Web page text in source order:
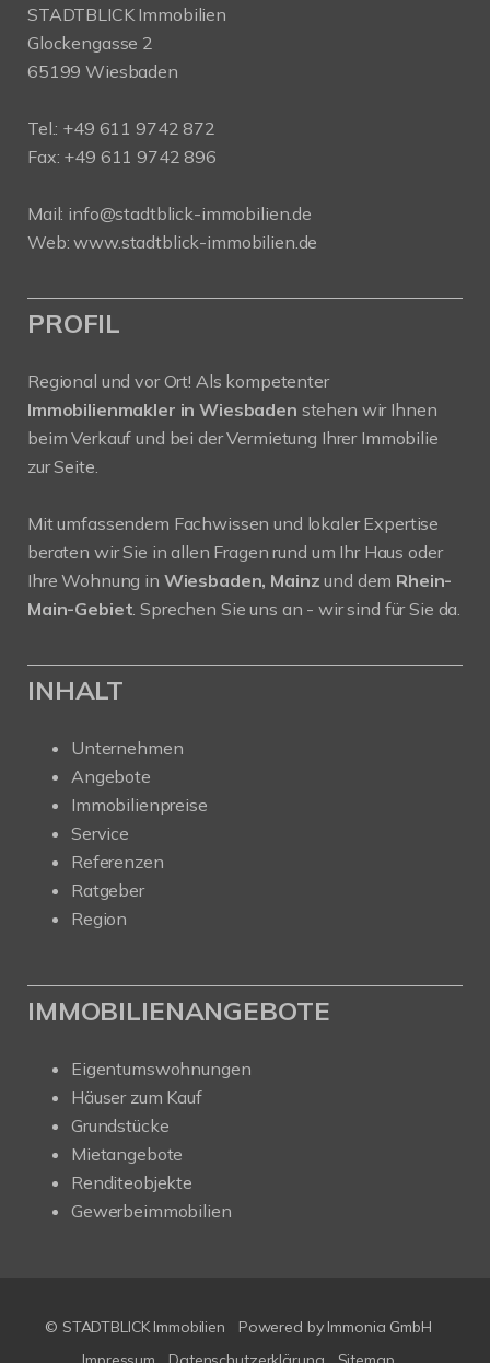
STADTBLICK Immobilien
Glockengasse 2
65199 Wiesbaden
Tel.: +49 611 9742 872
Fax: +49 611 9742 896
Mail: info@stadtblick-immobilien.de
Web:www.stadtblick-immobilien.de
PROFIL
Regional und vor Ort! Als kompetenter
Immobilienmakler in Wiesbaden stehen wir Ihnen
beim Verkauf und bei der Vermietung Ihrer Immobilie
zur Seite.
Mit umfassendem Fachwissen und lokaler Expertise
beraten wir Sie in allen Fragen rund um Ihr Haus oder
Ihre Wohnung in Wiesbaden, Mainzund dem Rhein-
Main-Gebiet. Sprechen Sie uns an - wir sind für Sie da.
INHALT
Unternehmen
Angebote
Immobilienpreise
Service
Referenzen
Ratgeber
Region
IMMOBILIENANGEBOTE
Eigentumswohnungen
Häuser zum Kauf
Grundstücke
Mietangebote
Renditeobjekte
Gewerbeimmobilien
© STADTBLICK Immobilien Powered by Immonia GmbH